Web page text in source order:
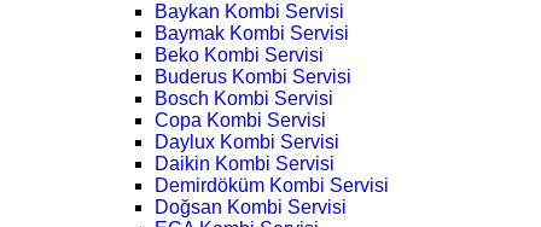
Baykan Kombi Servisi
Baymak Kombi Servisi
Beko Kombi Servisi
Buderus Kombi Servisi
Bosch Kombi Servisi
Copa Kombi Servisi
Daylux Kombi Servisi
Daikin Kombi Servisi
Demirdöküm Kombi Servisi
Doğsan Kombi Servisi